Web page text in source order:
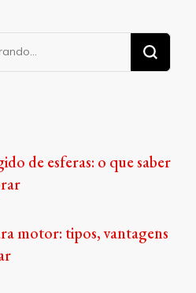
de esferas: o que saber
motor: tipos, vantagens